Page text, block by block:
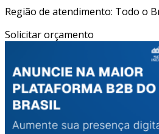
Região de atendimento: Todo o
Solicitar orçamento